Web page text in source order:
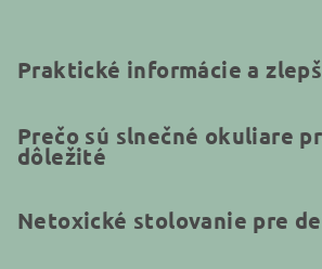
Praktické informácie a
Prečo sú slnečné okuliare
dôležité
Netoxické stolovanie pre